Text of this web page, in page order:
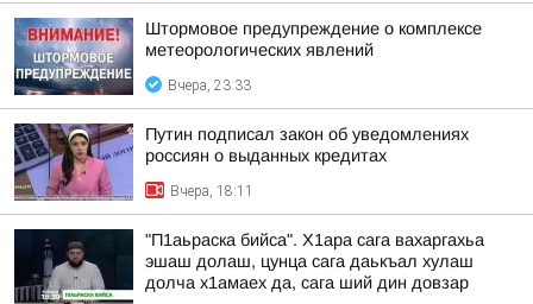
Штормовое предупреждение о комплексе
метеорологических явлений
Вчера, 23:33
Путин подписал закон об уведомлениях
россиян о выданных кредитах
Вчера, 18:11
"П1аьраска бийса". Х1ара сага вахаргахьа
эшаш долаш, цунца сага даькъал хулаш
долча х1амаех да, сага ший дин довзар